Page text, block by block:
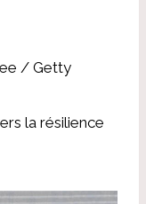
/ Getty
la résilience